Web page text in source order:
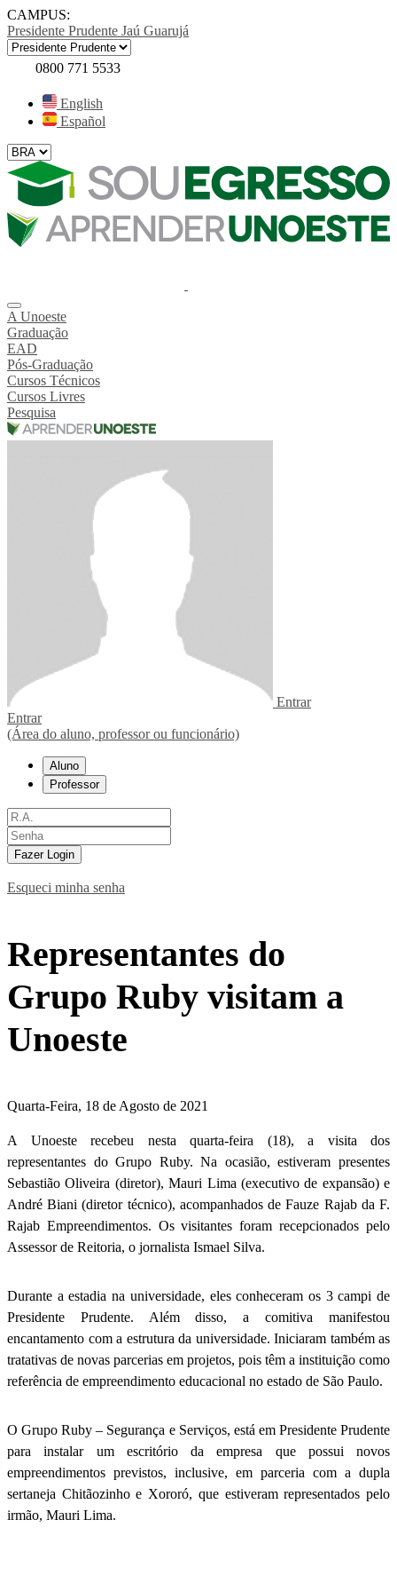
CAMPUS:
Presidente Prudente Jaú Guarujá
0800 771 5533
English
Español
A Unoeste
Graduação
EAD
Pós-Graduação
Cursos Técnicos
Cursos Livres
Pesquisa
Entrar
Entrar
(Área do aluno, professor ou funcionário)
Aluno
Professor
Fazer Login
Esqueci minha senha
Representantes do
Grupo Ruby visitam a
Unoeste
Quarta-Feira, 18 de Agosto de 2021
A Unoeste recebeu nesta quarta-feira (18), a visita dos
representantes do Grupo Ruby. Na ocasião, estiveram presentes
Sebastião Oliveira (diretor), Mauri Lima (executivo de expansão) e
André Biani (diretor técnico), acompanhados de Fauze Rajab da F.
Rajab Empreendimentos. Os visitantes foram recepcionados pelo
Assessor de Reitoria, o jornalista Ismael Silva.
Durante a estadia na universidade, eles conheceram os 3 campi de
Presidente Prudente. Além disso, a comitiva manifestou
encantamento com a estrutura da universidade. Iniciaram também as
tratativas de novas parcerias em projetos, pois têm a instituição como
referência de empreendimento educacional no estado de São Paulo.
O Grupo Ruby – Segurança e Serviços, está em Presidente Prudente
para instalar um escritório da empresa que possui novos
empreendimentos previstos, inclusive, em parceria com a dupla
sertaneja Chitãozinho e Xororó, que estiveram representados pelo
irmão, Mauri Lima.